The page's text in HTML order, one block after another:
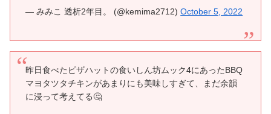
— みみこ 透析2年目。 (@kemima2712)October 5, 2022
昨日食べたピザハットの食いしん坊ムック4にあったBBQ
マヨタツタチキンがあまりにも美味しすぎて、まだ余韻
に浸って考えてる🤔